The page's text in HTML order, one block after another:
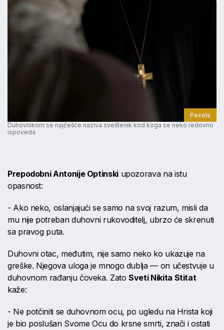
Pexels
Duhovnikom se najčešće naziva sveštenik kod koga se neko redovno
ispoveda
Prepodobni Antonije Optinskiupozorava na istu
opasnost:
- Ako neko, oslanjajući se samo na svoj razum, misli da
mu nije potreban duhovni rukovoditelj, ubrzo će skrenuti
sa pravog puta.
Duhovni otac, međutim, nije samo neko ko ukazuje na
greške. Njegova uloga je mnogo dublja — on učestvuje u
duhovnom rađanju čoveka. ZatoSveti Nikita Stitat
kaže:
- Ne potčiniti se duhovnom ocu, po ugledu na Hrista koji
je bio poslušan Svome Ocu do krsne smrti, znači i ostati